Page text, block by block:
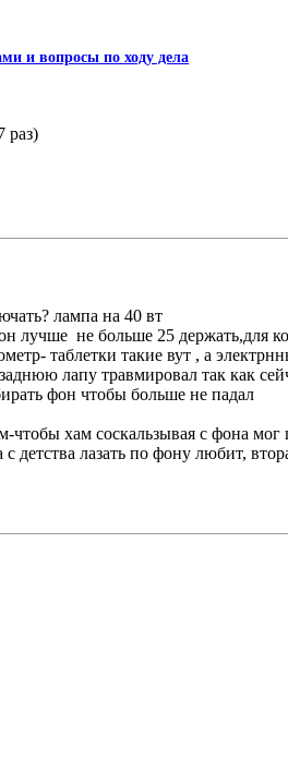
и вопросы по ходу дела
раз)
лампа на 40 вт
лучше не больше 25 держать,для
таблетки такие вут , а
лапу травмировал так как
фон чтобы больше не падал
чтобы хам соскальзывая с фона
детства лазать по фону любит,